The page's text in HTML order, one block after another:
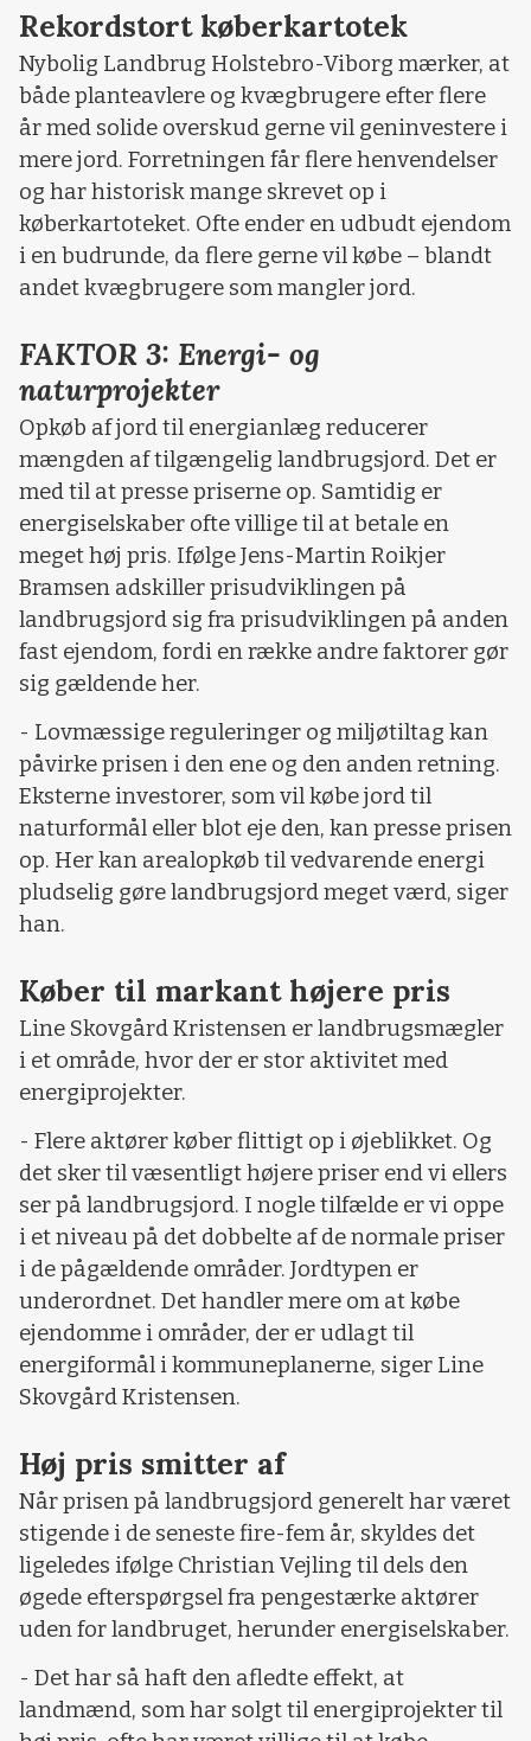
Rekordstort køberkartotek
Nybolig Landbrug Holstebro-Viborg mærker, at
både planteavlere og kvægbrugere efter flere
år med solide overskud gerne vil geninvestere i
mere jord. Forretningen får flere henvendelser
og har historisk mange skrevet op i
køberkartoteket. Ofte ender en udbudt ejendom
i en budrunde, da flere gerne vil købe – blandt
andet kvægbrugere som mangler jord.
FAKTOR 3: Energi- og
naturprojekter
Opkøb af jord til energianlæg reducerer
mængden af tilgængelig landbrugsjord. Det er
med til at presse priserne op. Samtidig er
energiselskaber ofte villige til at betale en
meget høj pris. Ifølge Jens-Martin Roikjer
Bramsen adskiller prisudviklingen på
landbrugsjord sig fra prisudviklingen på anden
fast ejendom, fordi en række andre faktorer gør
sig gældende her.
- Lovmæssige reguleringer og miljøtiltag kan
påvirke prisen i den ene og den anden retning.
Eksterne investorer, som vil købe jord til
naturformål eller blot eje den, kan presse prisen
op. Her kan arealopkøb til vedvarende energi
pludselig gøre landbrugsjord meget værd, siger
han.
Køber til markant højere pris
Line Skovgård Kristensen er landbrugsmægler
i et område, hvor der er stor aktivitet med
energiprojekter.
- Flere aktører køber flittigt op i øjeblikket. Og
det sker til væsentligt højere priser end vi ellers
ser på landbrugsjord. I nogle tilfælde er vi oppe
i et niveau på det dobbelte af de normale priser
i de pågældende områder. Jordtypen er
underordnet. Det handler mere om at købe
ejendomme i områder, der er udlagt til
energiformål i kommuneplanerne, siger Line
Skovgård Kristensen.
Høj pris smitter af
Når prisen på landbrugsjord generelt har været
stigende i de seneste fire-fem år, skyldes det
ligeledes ifølge Christian Vejling til dels den
øgede efterspørgsel fra pengestærke aktører
uden for landbruget, herunder energiselskaber.
- Det har så haft den afledte effekt, at
landmænd, som har solgt til energiprojekter til